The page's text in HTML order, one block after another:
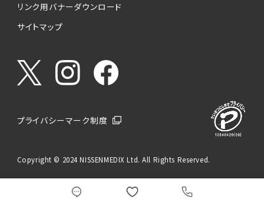
リンク用バナーダウンロード
サイトマップ
プライバシーマーク制度
Copyright © 2024 NISSENMEDIX Ltd. All Rights Reserved.